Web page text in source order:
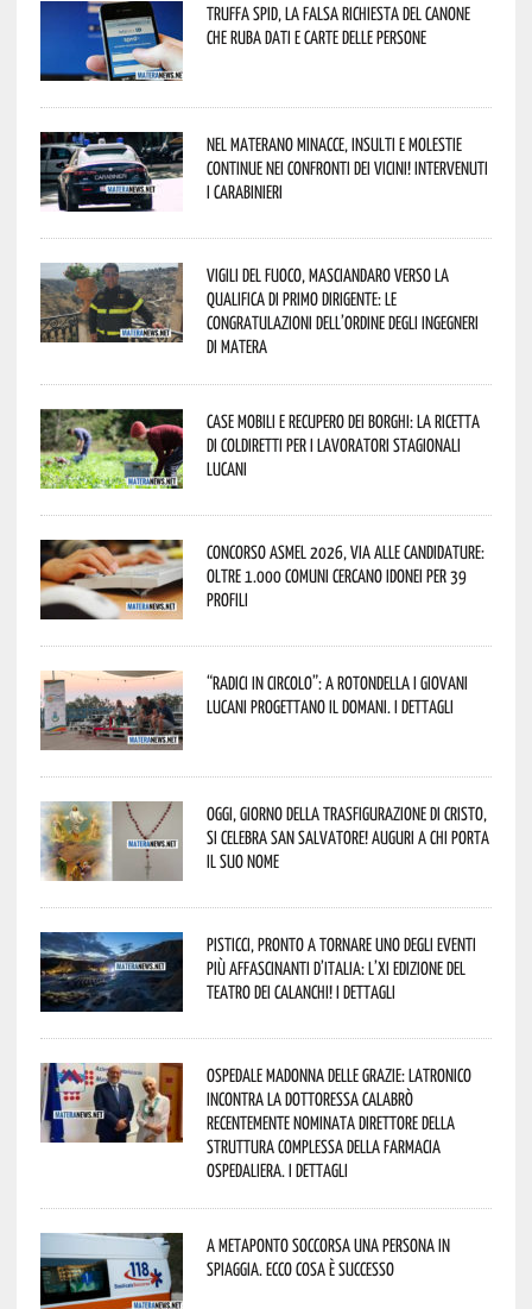
Truffa Spid, la falsa richiesta del canone
che ruba dati e carte delle persone
Nel materano minacce, insulti e molestie
continue nei confronti dei vicini! Intervenuti
i Carabinieri
Vigili del Fuoco, Masciandaro verso la
qualifica di Primo Dirigente: le
congratulazioni dell’Ordine degli Ingegneri
di Matera
Case mobili e recupero dei borghi: la ricetta
di Coldiretti per i lavoratori stagionali
lucani
Concorso Asmel 2026, via alle candidature:
oltre 1.000 Comuni cercano idonei per 39
profili
“Radici in Circolo”: a Rotondella i giovani
lucani progettano il domani. I dettagli
Oggi, giorno della Trasfigurazione di Cristo,
si celebra San Salvatore! Auguri a chi porta
il suo nome
Pisticci, pronto a tornare uno degli eventi
più affascinanti d’Italia: l’XI edizione del
Teatro dei Calanchi! I dettagli
Ospedale Madonna delle Grazie: Latronico
incontra la dottoressa Calabrò
recentemente nominata Direttore della
Struttura Complessa della Farmacia
Ospedaliera. I dettagli
A Metaponto soccorsa una persona in
spiaggia. Ecco cosa è successo